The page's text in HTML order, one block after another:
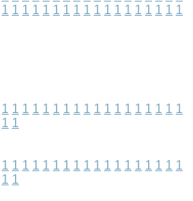
1 1 1 1 1 1 1 1 1 1 1 1 1 1 1 1 1 1
1 1 1 1 1 1 1 1 1 1 1 1 1 1 1 1 1 1
1 1
1 1 1 1 1 1 1 1 1 1 1 1 1 1 1 1 1 1
1 1